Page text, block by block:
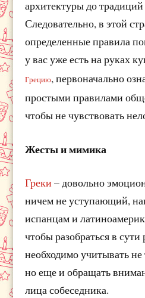
архитектуры до
Следовательно, в этой
определенные правила
у вас уже есть на руках
Грецию, первоначально
простыми правилами
чтобы не чувствовать
Жесты и мимика
Греки – довольно
ничем не уступающий,
испанцам и
чтобы разобраться в сути
необходимо учитывать
но еще и обращать
лица собеседника.